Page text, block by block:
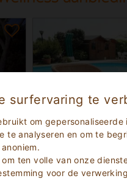
surfervaring te
om gepersonaliseerde
te analyseren en om te
ten volle van onze
voor de
9.3 Uitstekend
(40)